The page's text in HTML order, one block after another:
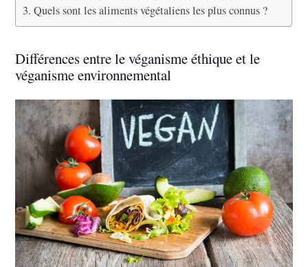
Quels sont les aliments végétaliens les plus connus ?
Différences entre le véganisme éthique et le
véganisme environnemental